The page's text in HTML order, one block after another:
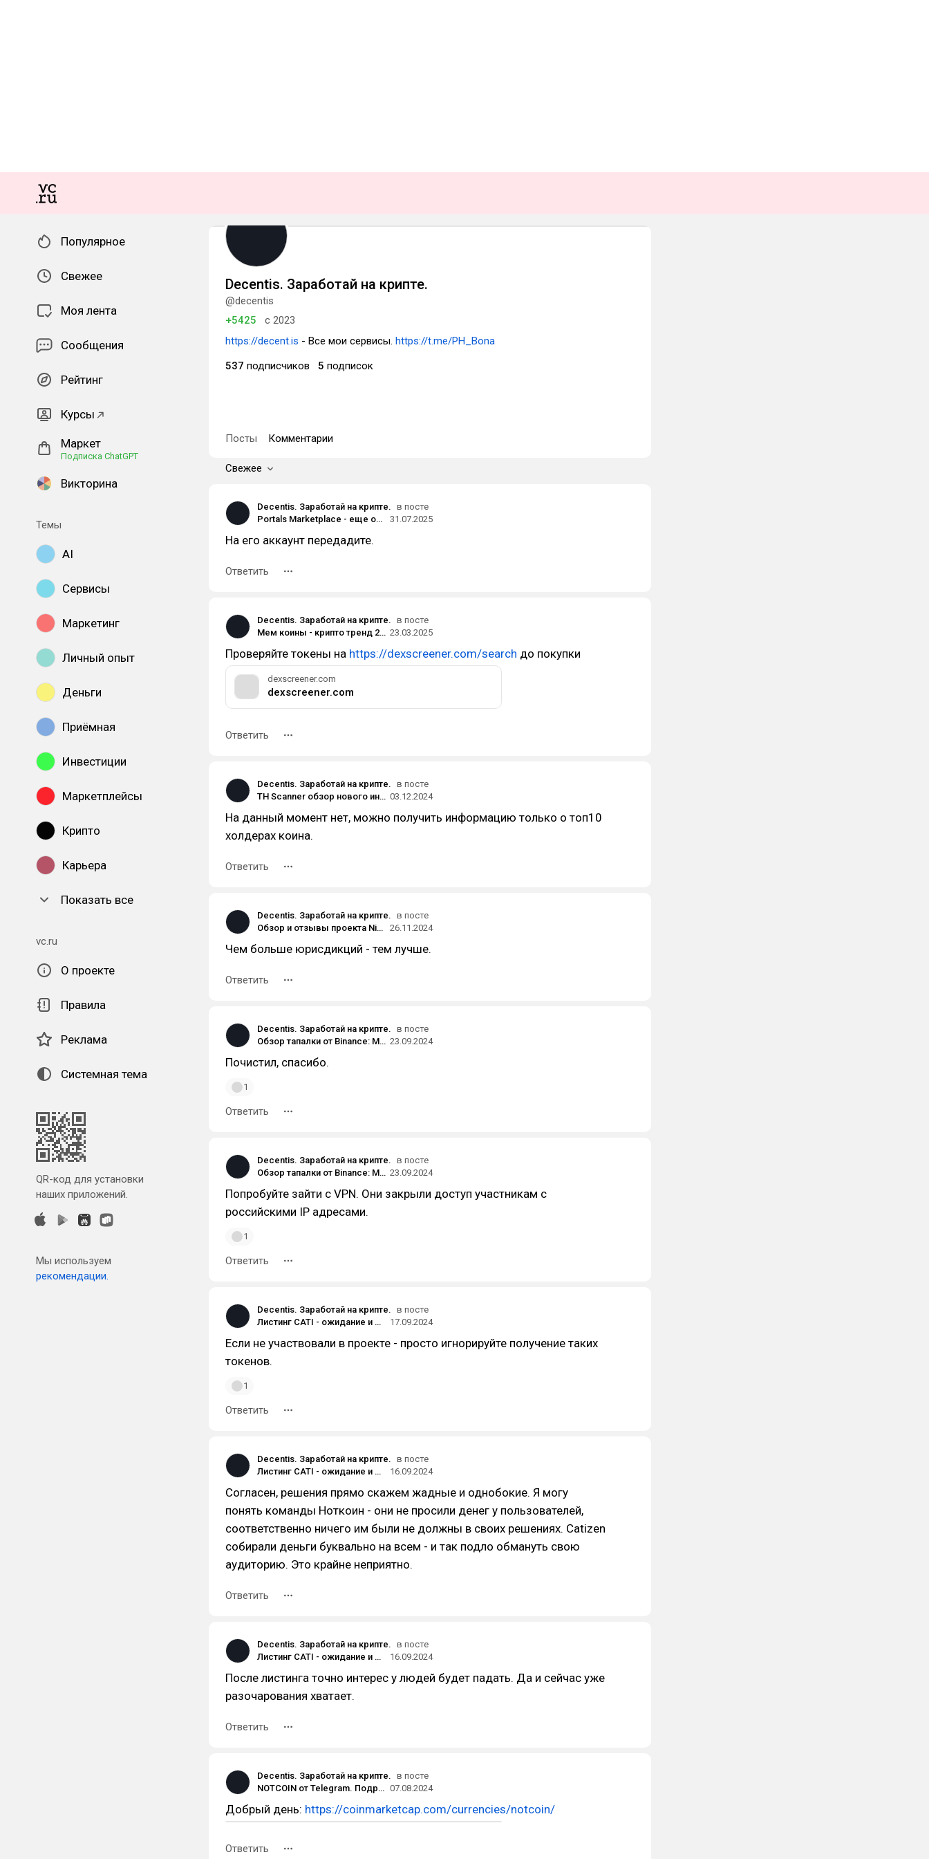
Популярное
Свежее
Моя лента
Сообщения
Рейтинг
Курсы
Маркет
Подписка ChatGPT
Викторина
Темы
AI
Сервисы
Маркетинг
Личный опыт
Деньги
Приёмная
Инвестиции
Маркетплейсы
Крипто
Карьера
Показать все
vc.ru
О проекте
Правила
Реклама
Системная тема
QR-код для установки
наших приложений.
Мы используем
рекомендации.
Decentis. Заработай на крипте.
@decentis
+5425
с 2023
https://decent.is - Все мои сервисы. https://t.me/PH_Bona
537 подписчиков 5 подписок
Посты Комментарии
Свежее
Decentis. Заработай на крипте. в посте
Portals Marketplace - еще один маркетплейс, который позволяет купить подарки в телеграме. Portals обзор и инструкция.
31.07.2025
На его аккаунт передадите.
Ответить
Decentis. Заработай на крипте. в посте
Мем коины - крипто тренд 2024-25 года. Сколько можно заработать на мем коинах? Солана или соль, торгуем мемы на Solana. 23.03.2025
Проверяйте токены на https://dexscreener.com/search до покупки
dexscreener.com
dexscreener.com
Ответить
Decentis. Заработай на крипте. в посте
TH Scanner обзор нового инструмента. Что может TH Sol Scanner Bot? Ключевые возможности. Инструкция. 03.12.2024
На данный момент нет, можно получить информацию только о топ10
холдерах коина.
Ответить
Decentis. Заработай на крипте. в посте
Обзор и отзывы проекта Niolic.com. Новый среднепроцентник с доходностью от 1% до 5% в сутки.
26.11.2024
Чем больше юрисдикций - тем лучше.
Ответить
Decentis. Заработай на крипте. в посте
Обзор тапалки от Binance: Moonbox Bot! Бесплатный фарм токенов. Убийца Хомяка! Пошаговая инструкция MoonboxBot. Заработок без вложений. 23.09.2024
Почистил, спасибо.
1
Ответить
Decentis. Заработай на крипте. в посте
Обзор тапалки от Binance: Moonbox Bot! Бесплатный фарм токенов. Убийца Хомяка! Пошаговая инструкция MoonboxBot. Заработок без вложений. 23.09.2024
Попробуйте зайти с VPN. Они закрыли доступ участникам с
российскими IP адресами.
1
Ответить
Decentis. Заработай на крипте. в посте
Листинг CATI - ожидание и реальность. Catizen - Разочарование сообщества и жадность администрации. Дроп Catizen не окупит вложений.
17.09.2024
Если не участвовали в проекте - просто игнорируйте получение таких
токенов.
1
Ответить
Decentis. Заработай на крипте. в посте
Листинг CATI - ожидание и реальность. Catizen - Разочарование сообщества и жадность администрации. Дроп Catizen не окупит вложений.
16.09.2024
Согласен, решения прямо скажем жадные и однобокие. Я могу
понять команды Ноткоин - они не просили денег у пользователей,
соответственно ничего им были не должны в своих решениях. Catizen
собирали деньги буквально на всем - и так подло обмануть свою
аудиторию. Это крайне неприятно.
Ответить
Decentis. Заработай на крипте. в посте
Листинг CATI - ожидание и реальность. Catizen - Разочарование сообщества и жадность администрации. Дроп Catizen не окупит вложений.
16.09.2024
После листинга точно интерес у людей будет падать. Да и сейчас уже
разочарования хватает.
Ответить
Decentis. Заработай на крипте. в посте
NOTCOIN от Telegram. Подробный обзор и пошаговая инструкция как добывать монеты NOTCOIN от телеграм 07.08.2024
Добрый день: https://coinmarketcap.com/currencies/notcoin/
Ответить